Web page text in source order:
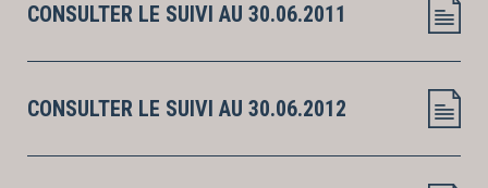
CONSULTER LE SUIVI AU 30.06.2011
CONSULTER LE SUIVI AU 30.06.2012